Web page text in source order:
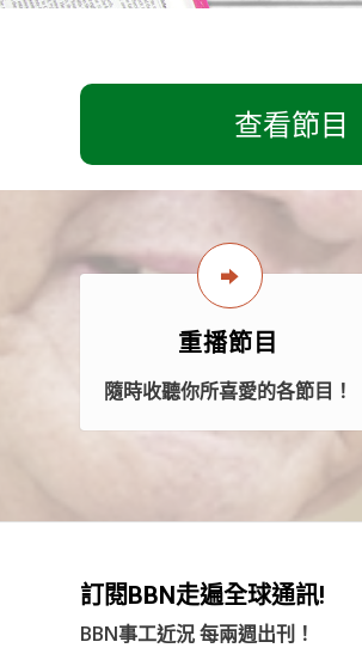
查看節目
重播節目
隨時收聽你所喜愛的各節目！
訂閱BBN走遍全球通訊!
BBN事工近況 每兩週出刊！